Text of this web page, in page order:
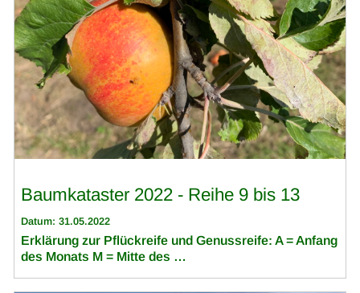
Baumkataster 2022 - Reihe 9 bis 13
Datum: 31.05.2022
Erklärung zur Pflückreife und Genussreife: A = Anfang
des Monats M = Mitte des …